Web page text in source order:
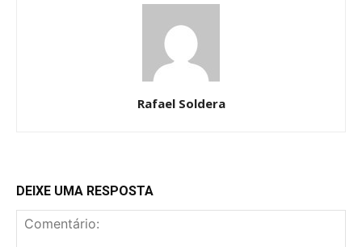
Rafael Soldera
DEIXE UMA RESPOSTA